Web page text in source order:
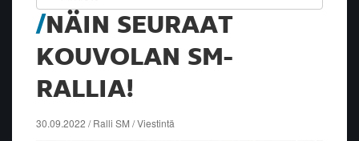
NÄIN SEURAAT
KOUVOLAN SM-
RALLIA!
30.09.2022 / Ralli SM / Viestintä